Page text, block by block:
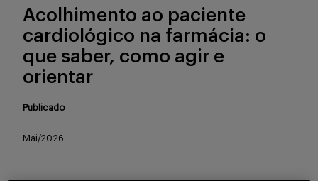
Eventos
Treinamentos
Acolhimento ao paciente
cardiológico na farmácia: o
que saber, como agir e
orientar
Publicado
Mai/2026